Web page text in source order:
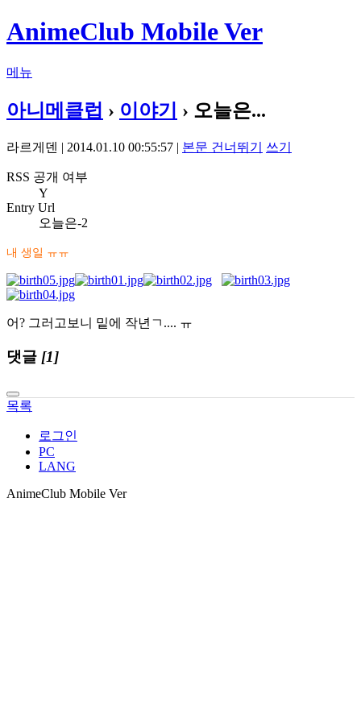
AnimeClub Mobile Ver
메뉴
아니메클럽 › 이야기 › 오늘은...
라르게덴 | 2014.01.10 00:55:57 | 본문 건너뛰기 쓰기
RSS 공개 여부
Y
Entry Url
오늘은-2
내 생일 ㅠㅠ
어? 그러고보니 밑에 작년ㄱ.... ㅠ
댓글 [1]
목록
로그인
PC
LANG
AnimeClub Mobile Ver